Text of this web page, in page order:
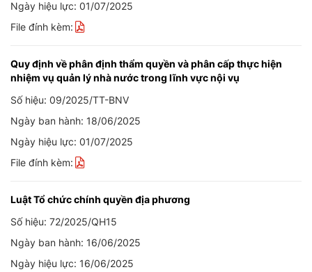
Ngày hiệu lực: 01/07/2025
File đính kèm:
Quy định về phân định thẩm quyền và phân cấp thực hiện
nhiệm vụ quản lý nhà nước trong lĩnh vực nội vụ
Số hiệu: 09/2025/TT-BNV
Ngày ban hành: 18/06/2025
Ngày hiệu lực: 01/07/2025
File đính kèm:
Luật Tổ chức chính quyền địa phương
Số hiệu: 72/2025/QH15
Ngày ban hành: 16/06/2025
Ngày hiệu lực: 16/06/2025